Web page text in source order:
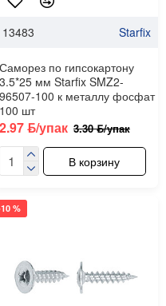
13483 Starfix
Саморез по гипсокартону
3.5*25 мм Starfix SMZ2-
96507-100 к металлу фосфат
100 шт
2.97 ƃ/упак 3.30 ƃ/упак
В корзину
%